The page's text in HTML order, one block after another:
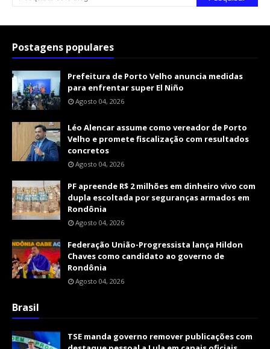
Postagens populares
Prefeitura de Porto Velho anuncia medidas
para enfrentar super El Niño
Agosto 04, 2026
Léo Alencar assume como vereador de Porto
Velho e promete fiscalização com resultados
concretos
Agosto 04, 2026
PF apreende R$ 2 milhões em dinheiro vivo com
dupla escoltada por seguranças armados em
Rondônia
Agosto 04, 2026
Federação União-Progressista lança Hildon
Chaves como candidato ao governo de
Rondônia
Agosto 04, 2026
Brasil
TSE manda governo remover publicações com